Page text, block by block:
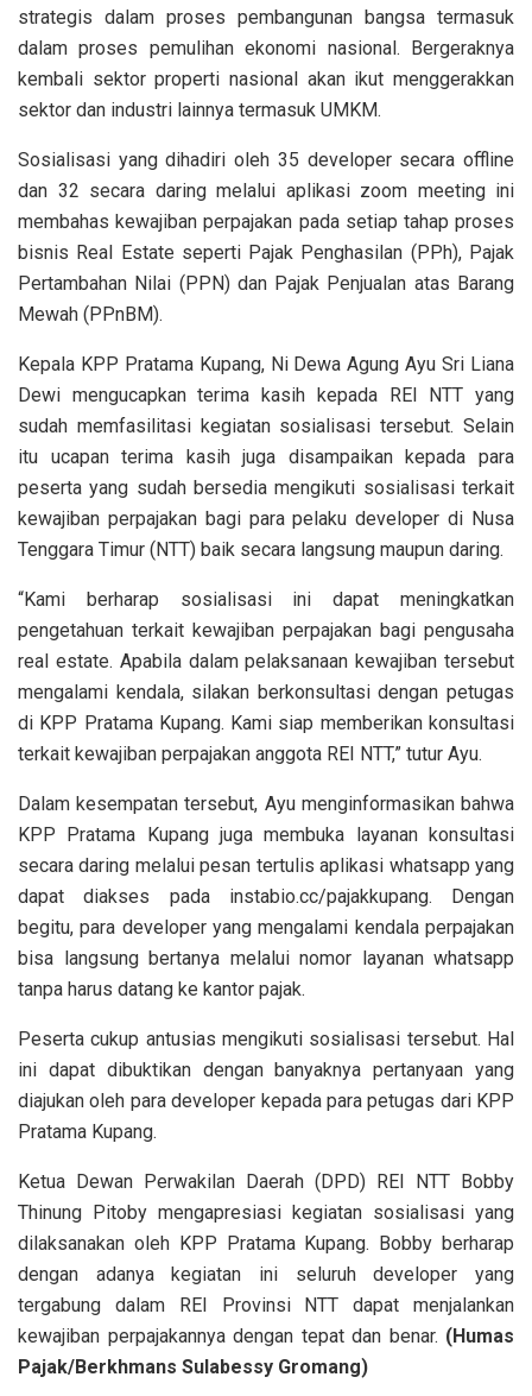
strategis dalam proses pembangunan bangsa termasuk
dalam proses pemulihan ekonomi nasional. Bergeraknya
kembali sektor properti nasional akan ikut menggerakkan
sektor dan industri lainnya termasuk UMKM.
Sosialisasi yang dihadiri oleh 35 developer secara offline
dan 32 secara daring melalui aplikasi zoom meeting ini
membahas kewajiban perpajakan pada setiap tahap proses
bisnis Real Estate seperti Pajak Penghasilan (PPh), Pajak
Pertambahan Nilai (PPN) dan Pajak Penjualan atas Barang
Mewah (PPnBM).
Kepala KPP Pratama Kupang, Ni Dewa Agung Ayu Sri Liana
Dewi mengucapkan terima kasih kepada REI NTT yang
sudah memfasilitasi kegiatan sosialisasi tersebut. Selain
itu ucapan terima kasih juga disampaikan kepada para
peserta yang sudah bersedia mengikuti sosialisasi terkait
kewajiban perpajakan bagi para pelaku developer di Nusa
Tenggara Timur (NTT) baik secara langsung maupun daring.
“Kami berharap sosialisasi ini dapat meningkatkan
pengetahuan terkait kewajiban perpajakan bagi pengusaha
real estate. Apabila dalam pelaksanaan kewajiban tersebut
mengalami kendala, silakan berkonsultasi dengan petugas
di KPP Pratama Kupang. Kami siap memberikan konsultasi
terkait kewajiban perpajakan anggota REI NTT,” tutur Ayu.
Dalam kesempatan tersebut, Ayu menginformasikan bahwa
KPP Pratama Kupang juga membuka layanan konsultasi
secara daring melalui pesan tertulis aplikasi whatsapp yang
dapat diakses pada instabio.cc/pajakkupang. Dengan
begitu, para developer yang mengalami kendala perpajakan
bisa langsung bertanya melalui nomor layanan whatsapp
tanpa harus datang ke kantor pajak.
Peserta cukup antusias mengikuti sosialisasi tersebut. Hal
ini dapat dibuktikan dengan banyaknya pertanyaan yang
diajukan oleh para developer kepada para petugas dari KPP
Pratama Kupang.
Ketua Dewan Perwakilan Daerah (DPD) REI NTT Bobby
Thinung Pitoby mengapresiasi kegiatan sosialisasi yang
dilaksanakan oleh KPP Pratama Kupang. Bobby berharap
dengan adanya kegiatan ini seluruh developer yang
tergabung dalam REI Provinsi NTT dapat menjalankan
kewajiban perpajakannya dengan tepat dan benar. (Humas
Pajak/Berkhmans Sulabessy Gromang)